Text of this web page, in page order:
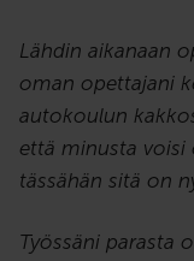
Lähdin aikanaan
oman opettajani
autokoulun
että minusta voisi
tässähän sitä on
Työssäni parasta